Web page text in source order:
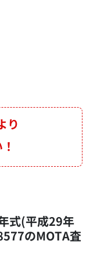
り
式(平成29年
のMOTA査